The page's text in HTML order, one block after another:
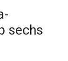
sechs